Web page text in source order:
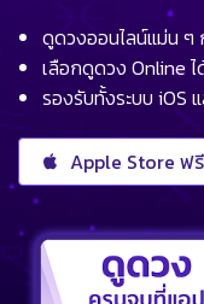
ดูดวงออนไลน์แม่น ๆ
เลือกดูดวง Online
รองรับทั้งระบบ iOS
Apple Store ฟรี